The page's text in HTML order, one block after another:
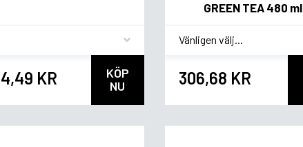
KR
KÖP
NU
GREEN TEA 480 ml
* Smagsvariant
306,68 KR